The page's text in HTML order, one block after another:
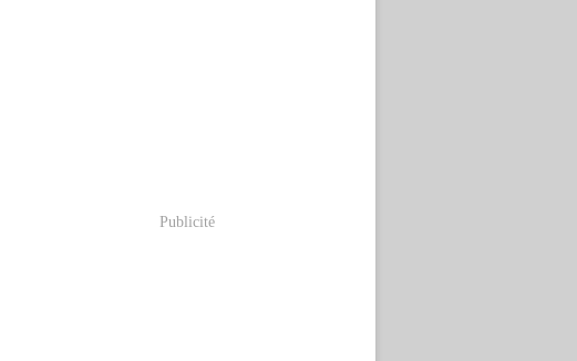
Publicité